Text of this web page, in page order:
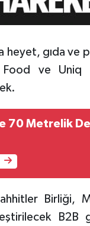
heyet, gıda
ve Uniq
70 Metrelik
Birliği,
B2B